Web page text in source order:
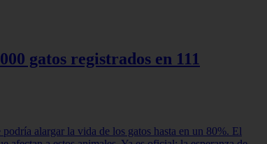
gatos registrados en 111